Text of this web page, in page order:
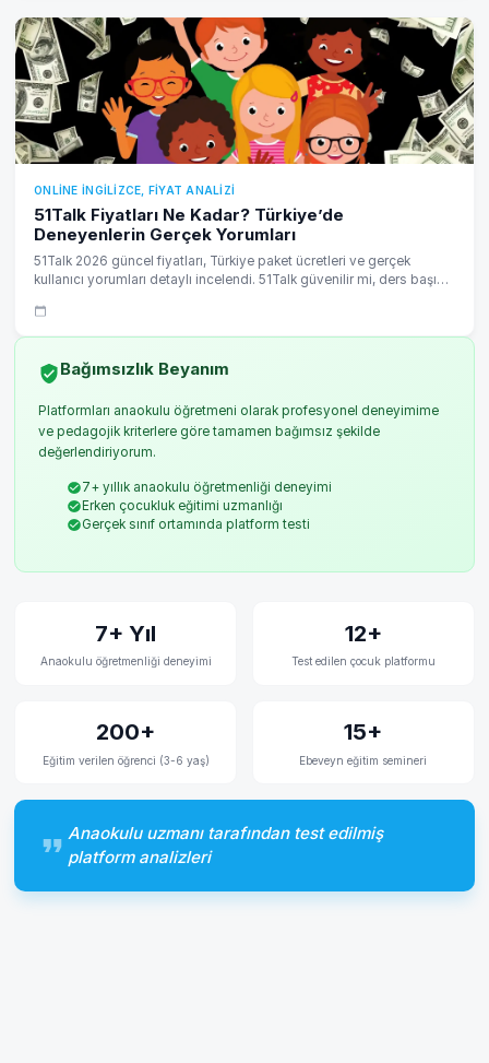
ONLINE İNGILIZCE, FIYAT ANALIZI
51Talk Fiyatları Ne Kadar? Türkiye’de
Deneyenlerin Gerçek Yorumları
51Talk 2026 güncel fiyatları, Türkiye paket ücretleri ve gerçek
kullanıcı yorumları detaylı incelendi. 51Talk güvenilir mi, ders başı
Bağımsızlık Beyanım
Platformları anaokulu öğretmeni olarak profesyonel deneyimime
ve pedagojik kriterlere göre tamamen bağımsız şekilde
değerlendiriyorum.
7+ yıllık anaokulu öğretmenliği deneyimi
Erken çocukluk eğitimi uzmanlığı
Gerçek sınıf ortamında platform testi
7+ Yıl
Anaokulu öğretmenliği deneyimi
12+
Test edilen çocuk platformu
200+
Eğitim verilen öğrenci (3-6 yaş)
15+
Ebeveyn eğitim semineri
Anaokulu uzmanı tarafından test edilmiş
platform analizleri